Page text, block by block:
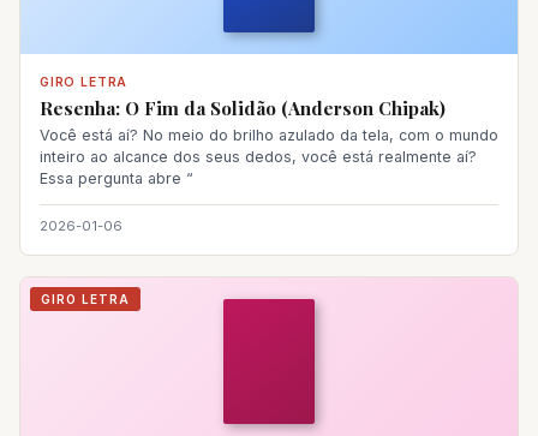
GIRO LETRA
Resenha: O Fim da Solidão (Anderson Chipak)
Você está aí? No meio do brilho azulado da tela, com o mundo
inteiro ao alcance dos seus dedos, você está realmente aí?
Essa pergunta abre “
2026-01-06
GIRO LETRA